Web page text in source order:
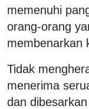
memenuhi
orang-orang
membenarkan
Tidak
menerima
dan